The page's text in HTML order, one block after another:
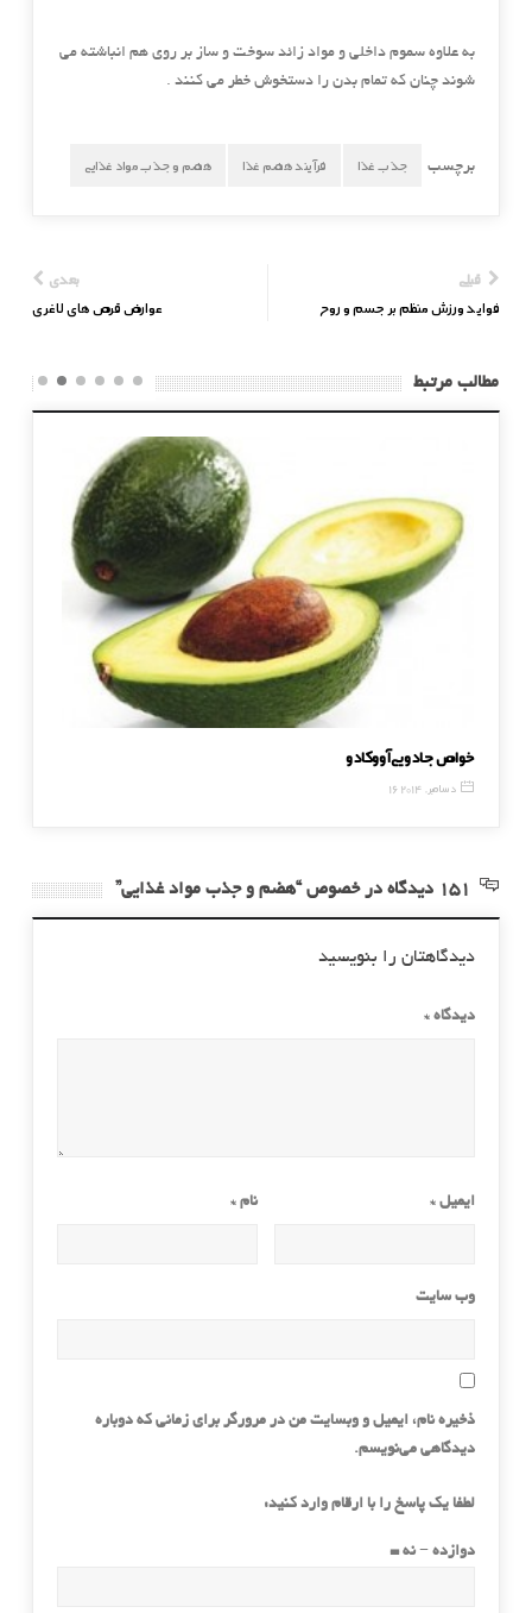
به علاوه سموم داخلی و مواد زائد سوخت و ساز بر روی هم انباشته می
شوند چنان که تمام بدن را دستخوش خطر می کنند .
برچسب جذب غذا فرآیند هضم غذا هضم و جذب مواد غذایی
قبلی
فواید ورزش منظم بر جسم و روح
بعدی
عوارض قرص‌ های لاغری
مطالب مرتبط
خواص جادویی آووکادو
16 دسامبر, 2014
دیدگاهتان را بنویسید
دیدگاه *
نام* ایمیل *
وب‌ سایت
ذخیره نام، ایمیل و وبسایت من در مرورگر برای زمانی که دوباره
دیدگاهی می‌نویسم.
لطفا یک پاسخ را با ارقام وارد کنید:
دوازده − نه =